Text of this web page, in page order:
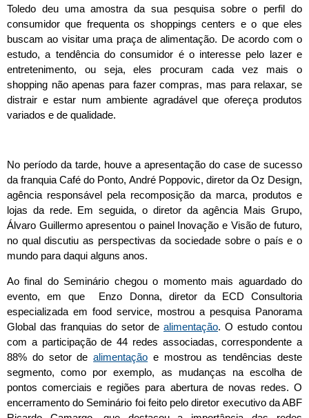
Toledo deu uma amostra da sua pesquisa sobre o perfil do
consumidor que frequenta os shoppings centers e o que eles
buscam ao visitar uma praça de alimentação. De acordo com o
estudo, a tendência do consumidor é o interesse pelo lazer e
entretenimento, ou seja, eles procuram cada vez mais o
shopping não apenas para fazer compras, mas para relaxar, se
distrair e estar num ambiente agradável que ofereça produtos
variados e de qualidade.
No período da tarde, houve a apresentação do case de sucesso
da franquia Café do Ponto, André Poppovic, diretor da Oz Design,
agência responsável pela recomposição da marca, produtos e
lojas da rede. Em seguida, o diretor da agência Mais Grupo,
Álvaro Guillermo apresentou o painel Inovação e Visão de futuro,
no qual discutiu as perspectivas da sociedade sobre o país e o
mundo para daqui alguns anos.
Ao final do Seminário chegou o momento mais aguardado do
evento, em que Enzo Donna, diretor da ECD Consultoria
especializada em food service, mostrou a pesquisa Panorama
Global das franquias do setor de alimentação. O estudo contou
com a participação de 44 redes associadas, correspondente a
88% do setor dealimentação e mostrou as tendências deste
segmento, como por exemplo, as mudanças na escolha de
pontos comerciais e regiões para abertura de novas redes. O
encerramento do Seminário foi feito pelo diretor executivo da ABF